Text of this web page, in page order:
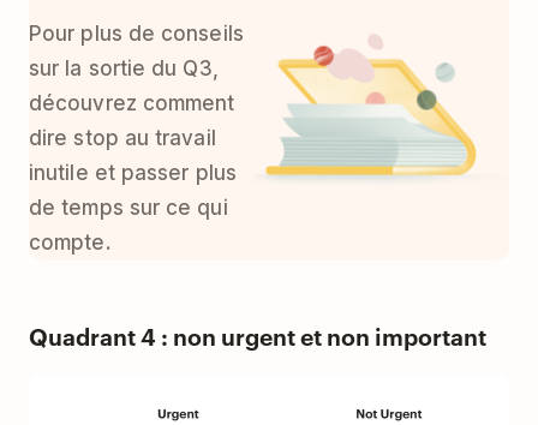
Pour plus de conseils
sur la sortie du Q3,
découvrez comment
dire stop au travail
inutile et passer plus
de temps sur ce qui
compte.
Quadrant 4 : non urgent et non important